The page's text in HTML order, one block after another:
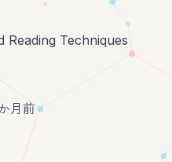
Reading Techniques
月前